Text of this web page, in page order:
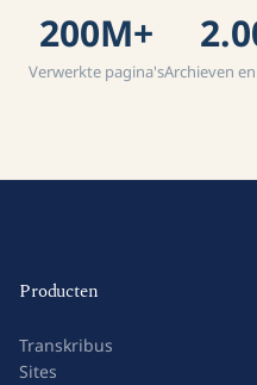
200M+
Verwerkte pagina'sArchieven
Producten
Transkribus
Sites